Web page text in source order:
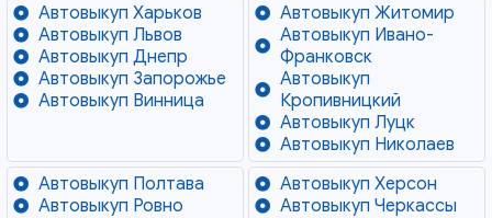
Автовыкуп Харьков
Автовыкуп Львов
Автовыкуп Днепр
Автовыкуп Запорожье
Автовыкуп Винница
Автовыкуп Житомир
Автовыкуп Ивано-
Франковск
Автовыкуп
Кропивницкий
Автовыкуп Луцк
Автовыкуп Николаев
Автовыкуп Полтава
Автовыкуп Ровно
Автовыкуп Херсон
Автовыкуп Черкассы